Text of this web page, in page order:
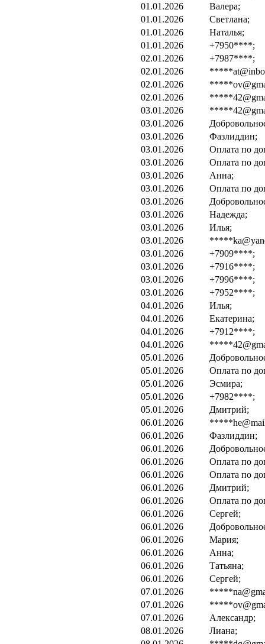
01.01.2026
Валера;
01.01.2026
Светлана;
01.01.2026
Наталья;
01.01.2026
+7950****;
02.01.2026
+7987****;
02.01.2026
02.01.2026
02.01.2026
03.01.2026
03.01.2026
03.01.2026
Фазлиддин;
03.01.2026
Оплата по
03.01.2026
Оплата по
03.01.2026
Анна;
03.01.2026
Оплата по
03.01.2026
03.01.2026
Надежда;
03.01.2026
Илья;
03.01.2026
03.01.2026
+7909****;
03.01.2026
+7916****;
03.01.2026
+7996****;
03.01.2026
+7952****;
04.01.2026
Илья;
04.01.2026
Екатерина;
04.01.2026
+7912****;
04.01.2026
05.01.2026
05.01.2026
Оплата по
05.01.2026
Эсмира;
05.01.2026
+7982****;
05.01.2026
Дмитрий;
06.01.2026
06.01.2026
Фазлиддин;
06.01.2026
06.01.2026
Оплата по
06.01.2026
Оплата по
06.01.2026
Дмитрий;
06.01.2026
Оплата по
06.01.2026
Сергей;
06.01.2026
06.01.2026
Мария;
06.01.2026
Анна;
06.01.2026
Татьяна;
06.01.2026
Сергей;
07.01.2026
07.01.2026
07.01.2026
Александр;
08.01.2026
Лиана;